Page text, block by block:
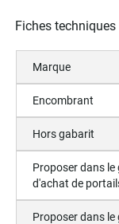
Fiches techniques
Marque
Encombrant
Hors gabarit
Proposer dans le
d'achat de
Proposer dans le